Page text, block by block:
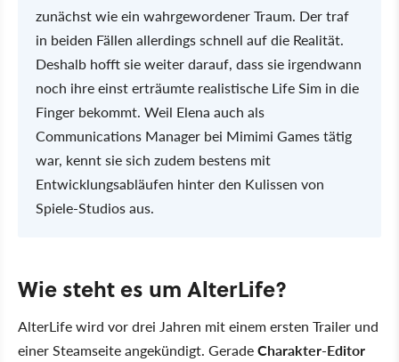
zunächst wie ein wahrgewordener Traum. Der traf
in beiden Fällen allerdings schnell auf die Realität.
Deshalb hofft sie weiter darauf, dass sie irgendwann
noch ihre einst erträumte realistische Life Sim in die
Finger bekommt. Weil Elena auch als
Communications Manager bei Mimimi Games tätig
war, kennt sie sich zudem bestens mit
Entwicklungsabläufen hinter den Kulissen von
Spiele-Studios aus.
Wie steht es um AlterLife?
AlterLife wird vor drei Jahren mit einem ersten Trailer und
einer Steamseite angekündigt. GeradeCharakter-Editor